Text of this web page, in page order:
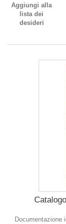
Aggiungi alla
lista dei
desideri
Documentazione